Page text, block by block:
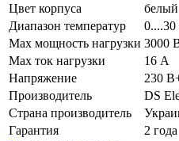
Цвет корпуса
белый
Диапазон температур
Max мощность нагрузки 3000
Max ток нагрузки
16 А
Напряжение
230
Производитель
DS
Страна производитель
Гарантия
2 года